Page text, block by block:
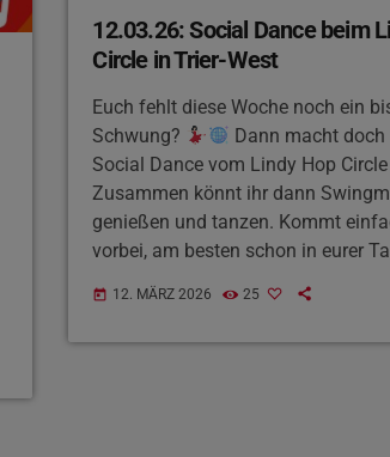
12.03.26: Social Dance beim
Circle in Trier-West
Euch fehlt diese Woche noch ein
Schwung?
Dann macht doch
Social Dance vom Lindy Hop
Zusammen könnt ihr dann
genießen und tanzen. Kommt
vorbei, am besten schon in eurer
umzuziehen. Los gehts um 20 Uhr
in der Eurener Straße 48z. Und
today 12. MÄRZ 2026 25